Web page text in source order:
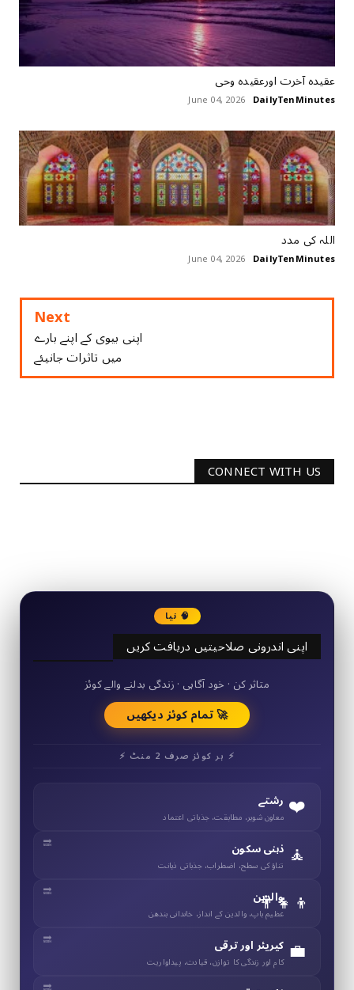
عقیدہ آخرت اورعقیدہ وحی
DailyTenMinutes
June 04, 2026
اللہ ‏کی ‏مدد
DailyTenMinutes
June 04, 2026
Next
اپنی بیوی کے اپنے بارے
میں تاثرات جانیئے
CONNECT WITH US
🧠 نیا
اپنی اندرونی صلاحیتیں دریافت کریں
50+ مختصر کوئز
متاثر کن · خود آگاہی · زندگی بدلنے والے کوئز
🚀 تمام کوئز دیکھیں
⚡ ہر کوئز صرف 2 منٹ ⚡
❤️ رشتے
معاون شوہر، مطابقت، جذباتی اعتماد
🧘 ذہنی سکون
تناؤ کی سطح، اضطراب، جذباتی ذہانت
👨‍👧‍👦
والدین
عظیم باپ، والدین کے انداز، خاندانی بندھن
💼 کیریئر اور ترقی
کام اور زندگی کا توازن، قیادت، پیداواریت